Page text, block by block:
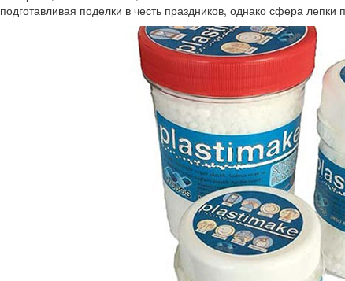
подготавливая поделки в честь праздников, однако сфера